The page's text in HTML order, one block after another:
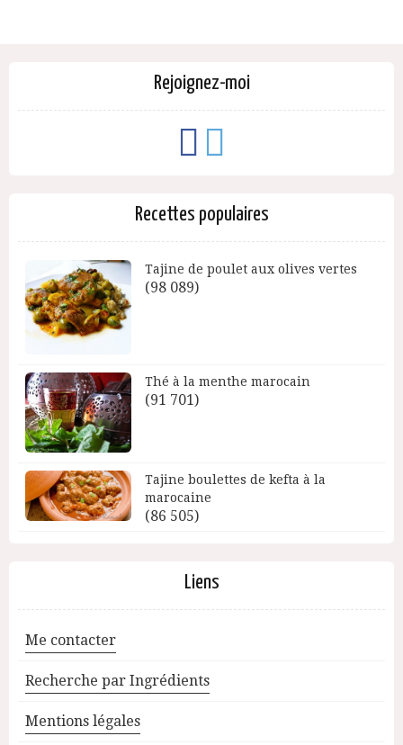
Rejoignez-moi
Recettes populaires
Tajine de poulet aux olives vertes
(98 089)
Thé à la menthe marocain
(91 701)
Tajine boulettes de kefta à la
marocaine
(86 505)
Liens
Me contacter
Recherche par Ingrédients
Mentions légales